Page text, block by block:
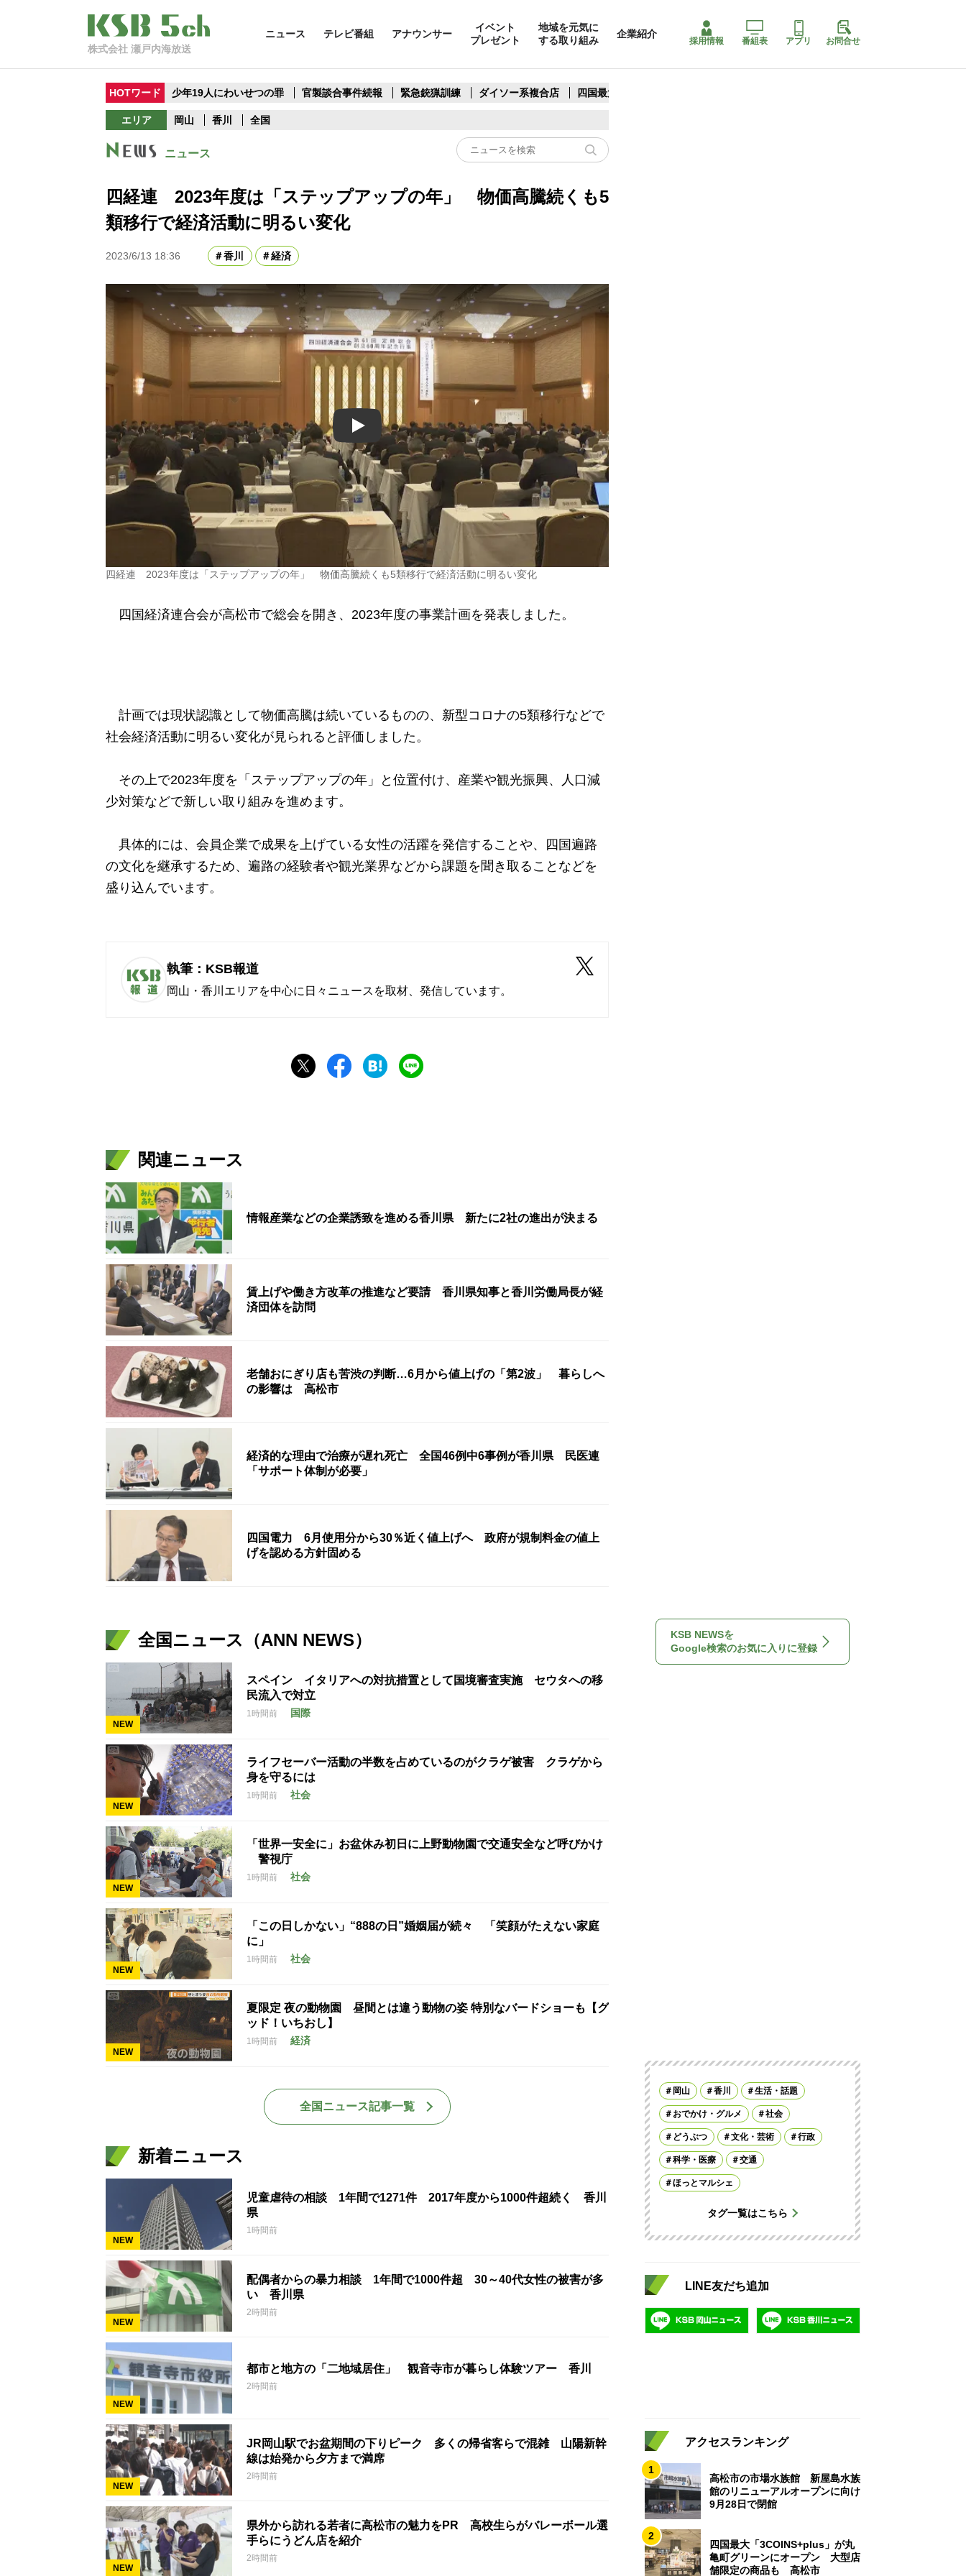
株式会社 瀬戸内海放送
ニュース テレビ番組 アナウンサー
イベント
プレゼント
地域を元気に
する取り組み
企業紹介
採用情報 番組表 アプリ お問合せ
HOTワード 少年19人にわいせつの罪 官製談合事件続報 緊急銃猟訓練 ダイソー系複合店 四国最大スリコ
エリア 岡山 香川 全国
ニュース
四経連 2023年度は「ステップアップの年」 物価高騰続くも5
類移行で経済活動に明るい変化
2023/6/13 18:36 香川 経済
Play
四経連 2023年度は「ステップアップの年」 物価高騰続くも5類移行で経済活動に明るい変化
四国経済連合会が高松市で総会を開き、2023年度の事業計画を発表しました。
計画では現状認識として物価高騰は続いているものの、新型コロナの5類移行などで
社会経済活動に明るい変化が見られると評価しました。
その上で2023年度を「ステップアップの年」と位置付け、産業や観光振興、人口減
少対策などで新しい取り組みを進めます。
具体的には、会員企業で成果を上げている女性の活躍を発信することや、四国遍路
の文化を継承するため、遍路の経験者や観光業界などから課題を聞き取ることなどを
盛り込んでいます。
執筆：KSB報道
岡山・香川エリアを中心に日々ニュースを取材、発信しています。
関連ニュース
情報産業などの企業誘致を進める香川県 新たに2社の進出が決まる
賃上げや働き方改革の推進など要請 香川県知事と香川労働局長が経
済団体を訪問
老舗おにぎり店も苦渋の判断…6月から値上げの「第2波」 暮らしへ
の影響は 高松市
経済的な理由で治療が遅れ死亡 全国46例中6事例が香川県 民医連
「サポート体制が必要」
四国電力 6月使用分から30％近く値上げへ 政府が規制料金の値上
げを認める方針固める
全国ニュース（ANN NEWS）
NEW
スペイン イタリアへの対抗措置として国境審査実施 セウタへの移
民流入で対立
1時間前 国際
NEW
ライフセーバー活動の半数を占めているのがクラゲ被害 クラゲから
身を守るには
1時間前 社会
NEW
「世界一安全に」お盆休み初日に上野動物園で交通安全など呼びかけ
警視庁
1時間前 社会
NEW
「この日しかない」“888の日”婚姻届が続々 「笑顔がたえない家庭
に」
1時間前 社会
NEW
夏限定 夜の動物園 昼間とは違う動物の姿 特別なバードショーも【グ
ッド！いちおし】
1時間前 経済
全国ニュース記事一覧
新着ニュース
NEW
児童虐待の相談 1年間で1271件 2017年度から1000件超続く 香川
県
1時間前
NEW
配偶者からの暴力相談 1年間で1000件超 30～40代女性の被害が多
い 香川県
2時間前
NEW
都市と地方の「二地域居住」 観音寺市が暮らし体験ツアー 香川
2時間前
NEW
JR岡山駅でお盆期間の下りピーク 多くの帰省客らで混雑 山陽新幹
線は始発から夕方まで満席
2時間前
NEW
県外から訪れる若者に高松市の魅力をPR 高校生らがバレーボール選
手らにうどん店を紹介
2時間前
KSB NEWSを
Google検索のお気に入りに登録
岡山 香川 生活・話題
おでかけ・グルメ 社会
どうぶつ 文化・芸術 行政
科学・医療 交通
ほっとマルシェ
タグ一覧はこちら
LINE友だち追加
アクセスランキング
1
高松市の市場水族館 新屋島水族
館のリニューアルオープンに向け
9月28日で閉館
2
四国最大「3COINS+plus」が丸
亀町グリーンにオープン 大型店
舗限定の商品も 高松市